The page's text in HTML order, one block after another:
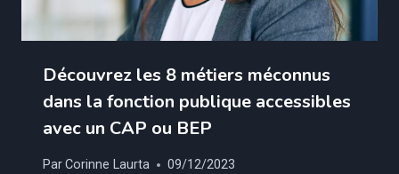
Découvrez les 8 métiers méconnus
dans la fonction publique accessibles
avec un CAP ou BEP
ParCorinne Laurta 09/12/2023